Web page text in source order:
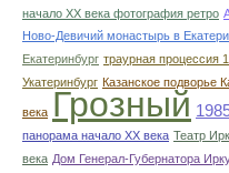
начало ХХ века фотография ретро
Ново-Девичий монастырь в
Екатеринбург траурная процессия
Укатеринбург Казанское подворье
века Грозный
панорама начало ХХ века Театр
века Дом Генерал-Губернатора